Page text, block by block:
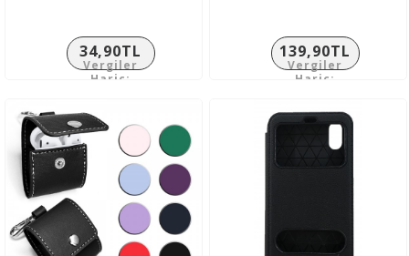
34,90TL
Vergiler
Hariç:
139,90TL
Vergiler
Hariç: